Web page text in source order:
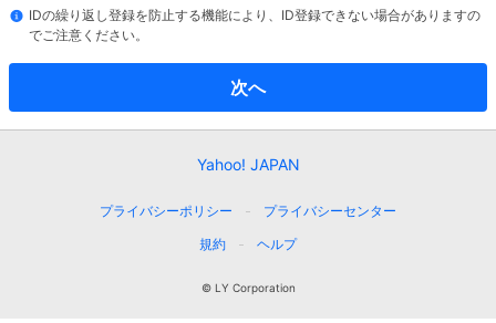
IDの繰り返し登録を防止する機能により、ID登録できない場合がありますの
でご注意ください。
次へ
Yahoo! JAPAN
プライバシーポリシー
プライバシーセンター
規約
ヘルプ
© LY Corporation